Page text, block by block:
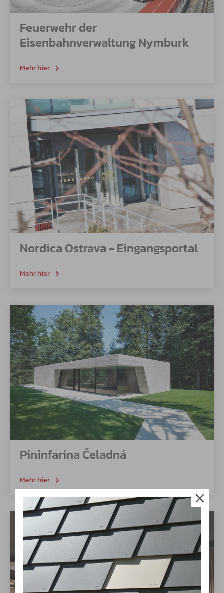
Feuerwehr der
Eisenbahnverwaltung Nymburk
Mehr hier
Nordica Ostrava - Eingangsportal
Mehr hier
Pininfarina Čeladná
Mehr hier